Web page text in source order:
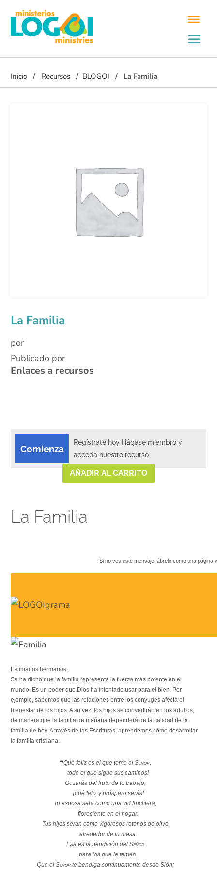
Inicio Recursos BLOGOI La Familia
La Familia
por
Publicado por
Enlaces a recursos
Comienza
Regístrate hoy Hágase miembro y
acceda nuestro recurso
AÑADIR AL CARRITO
La Familia
Si no ves este mensaje, ábrelo como una página
Estimados hermanos,
Se ha dicho que la familia representa la fuerza más potente en el
mundo. Es un poder que Dios ha intentado usar para el bien. Por
ejemplo, sabemos que las relaciones entre los cónyuges afecta el
bienestar de los hijos. A su vez, los hijos se convertirán en los adultos,
de manera que la familia de mañana dependerá de la calidad de la
familia de hoy. A través de las Escrituras, aprendemos cómo desarrollar
la familia cristiana.
“¡Qué feliz es el que teme al Señor,
todo el que sigue sus caminos!
Gozarás del fruto de tu trabajo;
¡qué feliz y próspero serás!
Tu esposa será como una vid fructífera,
floreciente en el hogar.
Tus hijos serán como vigorosos retoños de olivo
alrededor de tu mesa.
Esa es la bendición del Señor
para los que le temen.
Que el Señorte bendiga continuamente desde Sión;